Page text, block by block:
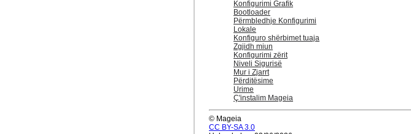
Konfigurimi Grafik
Bootloader
Përmbledhje Konfigurimi
Lokale
Konfiguro shërbimet tuaja
Zgjidh miun
Konfigurimi zërit
Niveli Sigurisë
Mur i Zjarrt
Përditësime
Urime
Ç'instalim Mageia
© Mageia
CC BY-SA 3.0